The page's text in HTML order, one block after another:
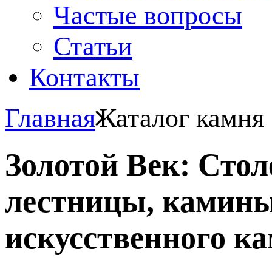
Частые вопросы
Статьи
Контакты
ГлавнаяКаталог камня
Золотой Век:
лестницы,
искусственного